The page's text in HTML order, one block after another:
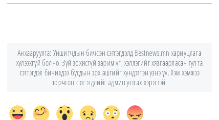
Анхааруулга: Уншигчдын бичсэн сэтгэгдэлд Bestnews.mn хариуцлага
хүлээхгүй болно. Зүй зохисгүй зарим үг, хэллэгийг хязгаарласан тул та
сэтгэгдэл бичихдээ бусдын эрх ашгийг хүндэтгэн үзнэ үү. Хэм хэмжээ
зөрчсөн сэтгэгдлийг админ устгах хэрэгтэй.